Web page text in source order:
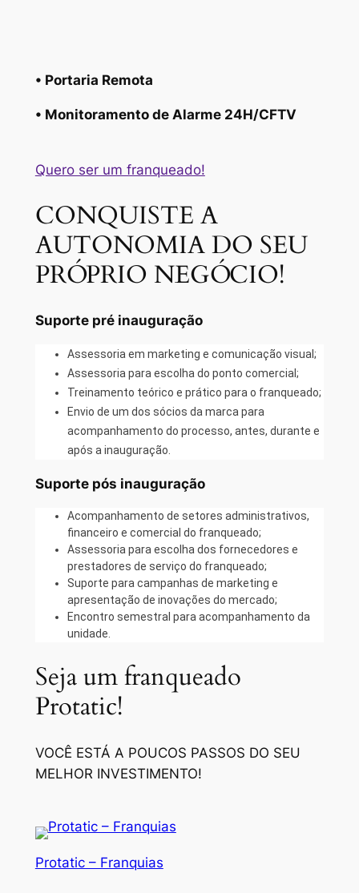
• Portaria Remota
• Monitoramento de Alarme 24H/CFTV
Quero ser um franqueado!
CONQUISTE A
AUTONOMIA DO SEU
PRÓPRIO NEGÓCIO!
Suporte pré inauguração
Assessoria em marketing e comunicação visual;
Assessoria para escolha do ponto comercial;
Treinamento teórico e prático para o franqueado;
Envio de um dos sócios da marca para
acompanhamento do processo, antes, durante e
após a inauguração.
Suporte pós inauguração
Acompanhamento de setores administrativos,
financeiro e comercial do franqueado;
Assessoria para escolha dos fornecedores e
prestadores de serviço do franqueado;
Suporte para campanhas de marketing e
apresentação de inovações do mercado;
Encontro semestral para acompanhamento da
unidade.
Seja um franqueado
Protatic!
VOCÊ ESTÁ A POUCOS PASSOS DO SEU
MELHOR INVESTIMENTO!
Protatic – Franquias